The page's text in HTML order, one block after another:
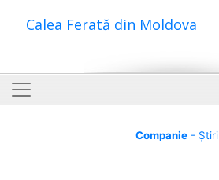
Calea Ferată din Moldova
Companie- Știri